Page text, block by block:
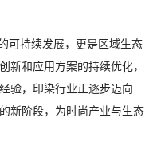
可持续发展，更是区域生态
新和应用方案的持续优化，
验，印染行业正逐步迈向
新阶段，为时尚产业与生态